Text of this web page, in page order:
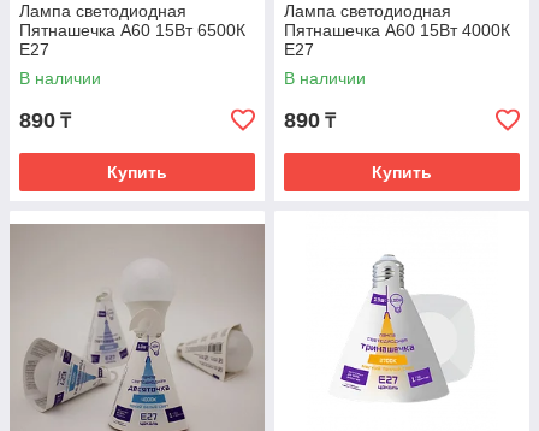
Лампа светодиодная
Пятнашечка А60 15Вт 6500К
Е27
В наличии
890 ₸
Купить
Лампа светодиодная
Пятнашечка А60 15Вт 4000К
Е27
В наличии
890 ₸
Купить